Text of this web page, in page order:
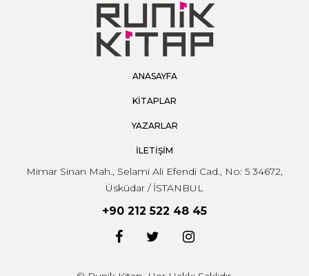
ANASAYFA
KİTAPLAR
YAZARLAR
İLETİŞİM
Mimar Sinan Mah., Selami Ali Efendi Cad., No: 5 34672,
Üsküdar / İSTANBUL
+90 212 522 48 45